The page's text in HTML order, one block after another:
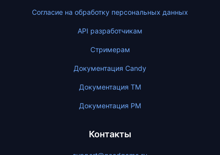
Согласие на обработку персональных данных
API разработчикам
Стримерам
Документация Candy
Документация ТМ
Документация PM
Контакты